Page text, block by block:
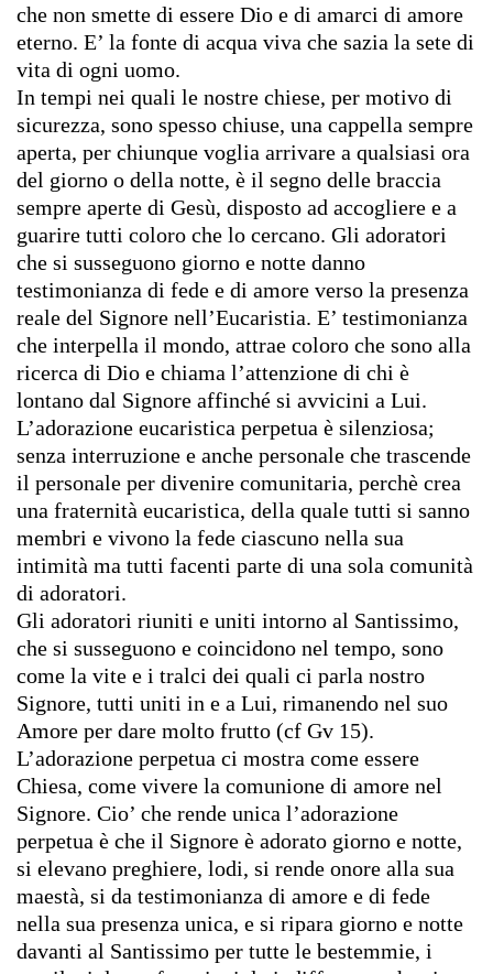
che non smette di essere Dio e di amarci di amore
eterno. E’ la fonte di acqua viva che sazia la sete di
vita di ogni uomo.
In tempi nei quali le nostre chiese, per motivo di
sicurezza, sono spesso chiuse, una cappella sempre
aperta, per chiunque voglia arrivare a qualsiasi ora
del giorno o della notte, è il segno delle braccia
sempre aperte di Gesù, disposto ad accogliere e a
guarire tutti coloro che lo cercano. Gli adoratori
che si susseguono giorno e notte danno
testimonianza di fede e di amore verso la presenza
reale del Signore nell’Eucaristia. E’ testimonianza
che interpella il mondo, attrae coloro che sono alla
ricerca di Dio e chiama l’attenzione di chi è
lontano dal Signore affinché si avvicini a Lui.
L’adorazione eucaristica perpetua è silenziosa;
senza interruzione e anche personale che trascende
il personale per divenire comunitaria, perchè crea
una fraternità eucaristica, della quale tutti si sanno
membri e vivono la fede ciascuno nella sua
intimità ma tutti facenti parte di una sola comunità
di adoratori.
Gli adoratori riuniti e uniti intorno al Santissimo,
che si susseguono e coincidono nel tempo, sono
come la vite e i tralci dei quali ci parla nostro
Signore, tutti uniti in e a Lui, rimanendo nel suo
Amore per dare molto frutto (cf Gv 15).
L’adorazione perpetua ci mostra come essere
Chiesa, come vivere la comunione di amore nel
Signore. Cio’ che rende unica l’adorazione
perpetua è che il Signore è adorato giorno e notte,
si elevano preghiere, lodi, si rende onore alla sua
maestà, si da testimonianza di amore e di fede
nella sua presenza unica, e si ripara giorno e notte
davanti al Santissimo per tutte le bestemmie, i